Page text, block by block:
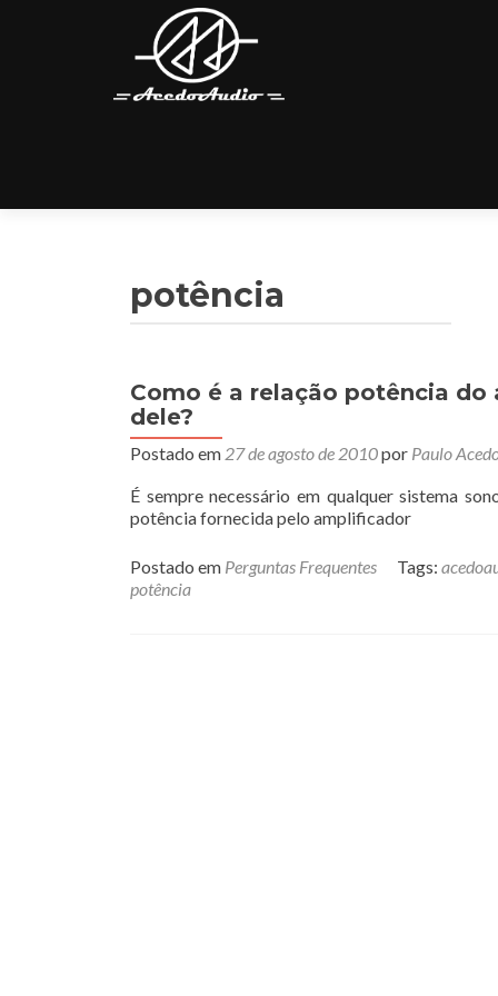
potência
Como é a relação potência
dele?
Postado em 27 de agosto de 2010por Paulo
É sempre necessário em qualquer sistema
potência fornecida pelo amplificador
Postado em Perguntas Frequentes Tags:
potência